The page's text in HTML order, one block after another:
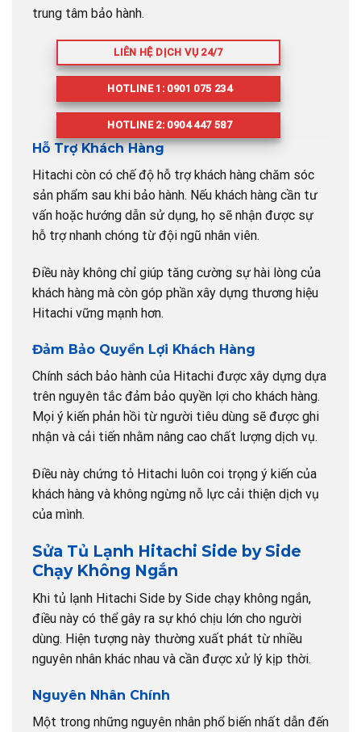
trung tâm bảo hành.
LIÊN HỆ DỊCH VỤ 24/7
HOTLINE 1: 0901 075 234
HOTLINE 2: 0904 447 587
Hỗ Trợ Khách Hàng
Hitachi còn có chế độ hỗ trợ khách hàng chăm sóc
sản phẩm sau khi bảo hành. Nếu khách hàng cần tư
vấn hoặc hướng dẫn sử dụng, họ sẽ nhận được sự
hỗ trợ nhanh chóng từ đội ngũ nhân viên.
Điều này không chỉ giúp tăng cường sự hài lòng của
khách hàng mà còn góp phần xây dựng thương hiệu
Hitachi vững mạnh hơn.
Đảm Bảo Quyền Lợi Khách Hàng
Chính sách bảo hành của Hitachi được xây dựng dựa
trên nguyên tắc đảm bảo quyền lợi cho khách hàng.
Mọi ý kiến phản hồi từ người tiêu dùng sẽ được ghi
nhận và cải tiến nhằm nâng cao chất lượng dịch vụ.
Điều này chứng tỏ Hitachi luôn coi trọng ý kiến của
khách hàng và không ngừng nỗ lực cải thiện dịch vụ
của mình.
Sửa Tủ Lạnh Hitachi Side by Side
Chạy Không Ngắn
Khi tủ lạnh Hitachi Side by Side chạy không ngắn,
điều này có thể gây ra sự khó chịu lớn cho người
dùng. Hiện tượng này thường xuất phát từ nhiều
nguyên nhân khác nhau và cần được xử lý kịp thời.
Nguyên Nhân Chính
Một trong những nguyên nhân phổ biến nhất dẫn đến